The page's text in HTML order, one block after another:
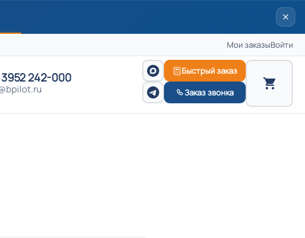
Мои заказыВойти
3952 242-000
Быстрый заказ
Заказ звонка